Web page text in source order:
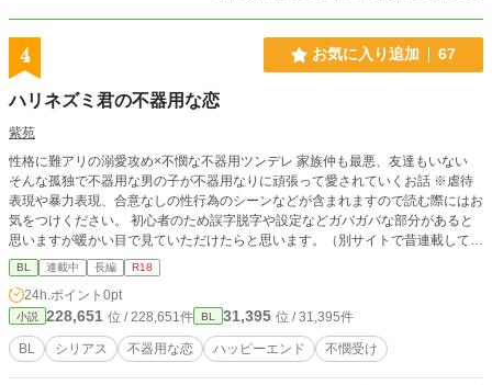
4 お気に入り追加 67
ハリネズミ君の不器用な恋
紫苑
性格に難アリの溺愛攻め×不憫な不器用ツンデレ 家族仲も最悪、友達もいない
そんな孤独で不器用な男の子が不器用なりに頑張って愛されていくお話 ※虐待
表現や暴力表現、合意なしの性行為のシーンなどが含まれますので読む際にはお
気をつけください。 初心者のため誤字脱字や設定などガバガバな部分があると
思いますが暖かい目で見ていただけたらと思います。（別サイトで昔連載してい
たものを編集して再投稿しています。） 誹謗中傷は受け付けておりませんので
ご了承ください。
BL 連載中 長編 R18
24h.ポイント 0pt
小説 228,651 位 / 228,651件 BL 31,395 位 / 31,395件
BL シリアス 不器用な恋 ハッピーエンド 不憫受け